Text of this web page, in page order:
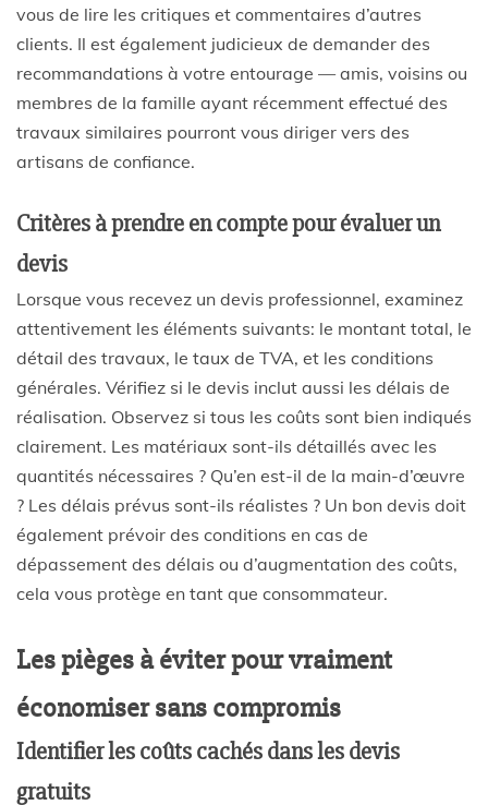
vous de lire les critiques et commentaires d’autres
clients. Il est également judicieux de demander des
recommandations à votre entourage — amis, voisins ou
membres de la famille ayant récemment effectué des
travaux similaires pourront vous diriger vers des
artisans de confiance.
Critères à prendre en compte pour évaluer un
devis
Lorsque vous recevez un devis professionnel, examinez
attentivement les éléments suivants: le montant total, le
détail des travaux, le taux de TVA, et les conditions
générales. Vérifiez si le devis inclut aussi les délais de
réalisation. Observez si tous les coûts sont bien indiqués
clairement. Les matériaux sont-ils détaillés avec les
quantités nécessaires ? Qu’en est-il de la main-d’œuvre
? Les délais prévus sont-ils réalistes ? Un bon devis doit
également prévoir des conditions en cas de
dépassement des délais ou d’augmentation des coûts,
cela vous protège en tant que consommateur.
Les pièges à éviter pour vraiment
économiser sans compromis
Identifier les coûts cachés dans les devis
gratuits